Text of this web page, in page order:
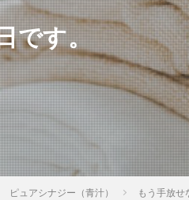
です。
ピュアシナジー（青汁） もう手放せ